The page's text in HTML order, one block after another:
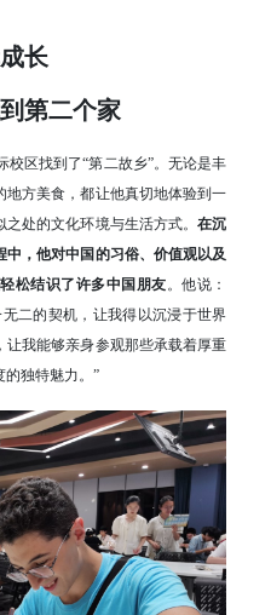
长
第二个家
校区找到了“第二故乡”。无论是丰
方美食，都让他真切地体验到一
之处的文化环境与生活方式。在沉
，他对中国的习俗、价值观以及
松结识了许多中国朋友。他说：
二的契机，让我得以沉浸于世界
我能够亲身参观那些承载着厚重
的独特魅力。”